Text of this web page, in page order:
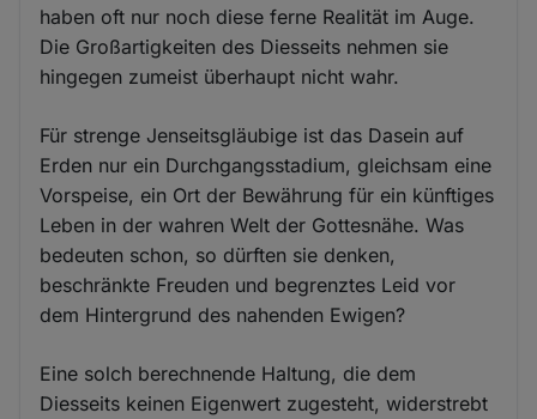
haben oft nur noch diese ferne Realität im Auge.
Die Großartigkeiten des Diesseits nehmen sie
hingegen zumeist überhaupt nicht wahr.
Für strenge Jenseitsgläubige ist das Dasein auf
Erden nur ein Durchgangsstadium, gleichsam eine
Vorspeise, ein Ort der Bewährung für ein künftiges
Leben in der wahren Welt der Gottesnähe. Was
bedeuten schon, so dürften sie denken,
beschränkte Freuden und begrenztes Leid vor
dem Hintergrund des nahenden Ewigen?
Eine solch berechnende Haltung, die dem
Diesseits keinen Eigenwert zugesteht, widerstrebt